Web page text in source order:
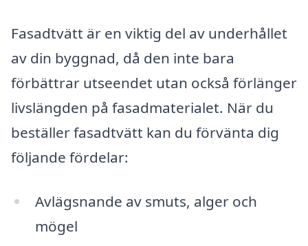
Fasadtvätt är en viktig del av underhållet
av din byggnad, då den inte bara
förbättrar utseendet utan också förlänger
livslängden på fasadmaterialet. När du
beställer fasadtvätt kan du förvänta dig
följande fördelar:
Avlägsnande av smuts, alger och
mögel